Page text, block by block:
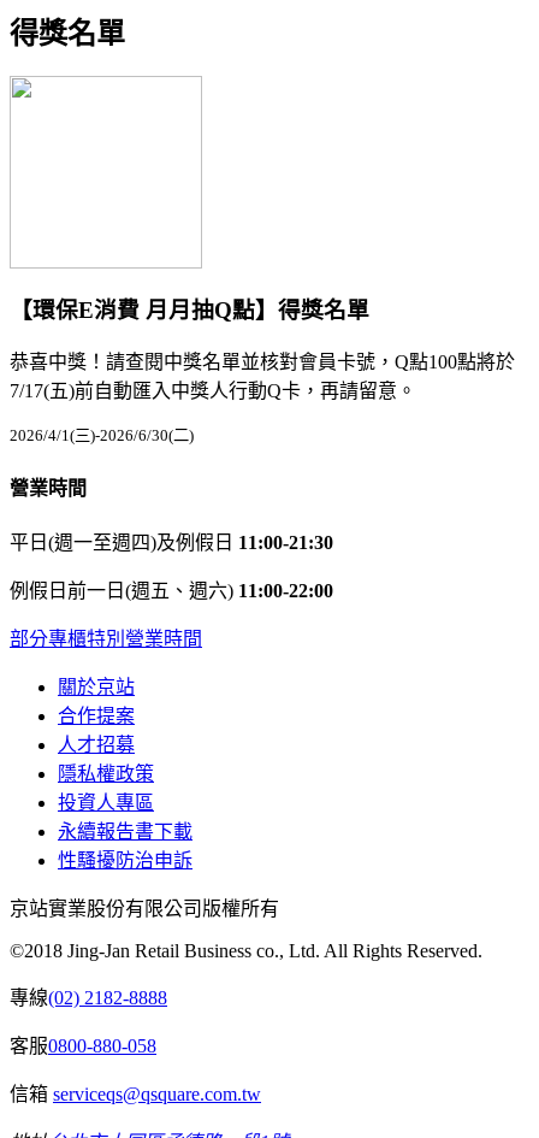
得獎名單
【環保E消費 月月抽Q點】得獎名單
恭喜中獎！請查閱中獎名單並核對會員卡號，Q點100點將於
7/17(五)前自動匯入中獎人行動Q卡，再請留意。
2026/4/1(三)-2026/6/30(二)
營業時間
平日(週一至週四)及例假日 11:00-21:30
例假日前一日(週五、週六) 11:00-22:00
部分專櫃特別營業時間
關於京站
合作提案
人才招募
隱私權政策
投資人專區
永續報告書下載
性騷擾防治申訴
京站實業股份有限公司版權所有
©2018 Jing-Jan Retail Business co., Ltd. All Rights Reserved.
專線(02) 2182-8888
客服0800-880-058
信箱 serviceqs@qsquare.com.tw